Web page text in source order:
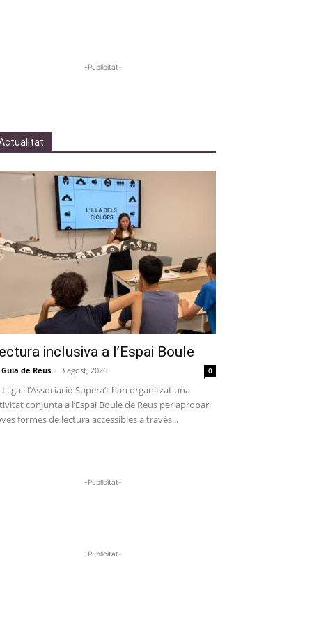
-Publicitat-
inclusiva a l’Espai Boule
de Reus - 3 agost, 2026 0
Lliga i l’Associació Supera’t han organitzat una
conjunta a l’Espai Boule de Reus per apropar
formes de lectura accessibles a través...
-Publicitat-
-Publicitat-